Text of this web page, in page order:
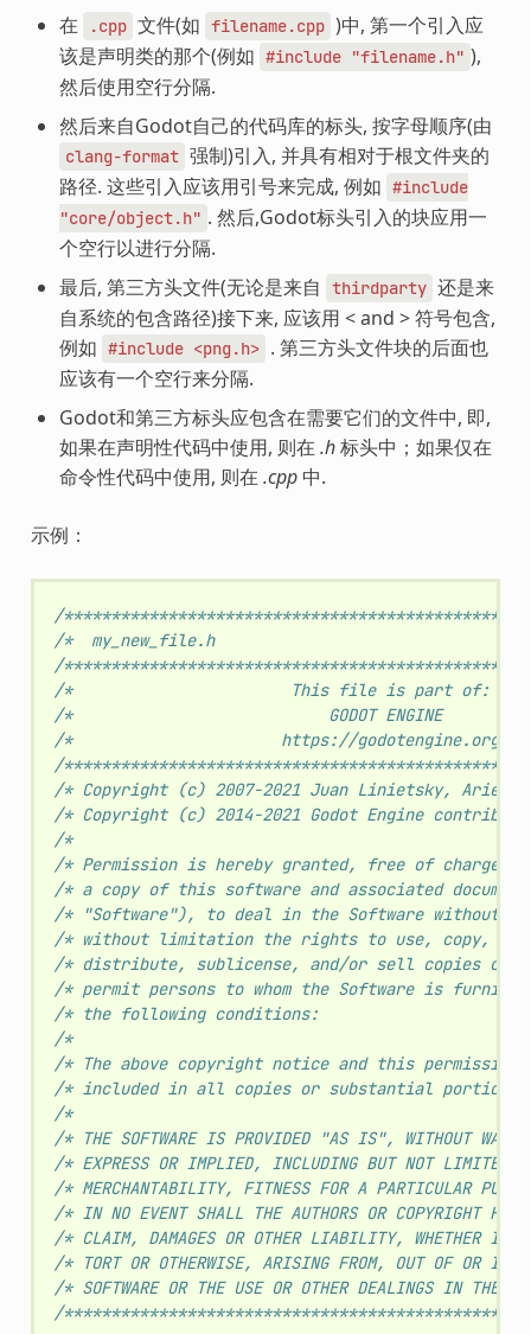
在
.cpp 文件(如 filename.cpp )中, 第一个引入应
该是声明类的那个(例如 #include "filename.h" ),
然后使用空行分隔.
然后来自Godot自己的代码库的标头, 按字母顺序(由
clang-format 强制)引入, 并具有相对于根文件夹的
路径. 这些引入应该用引号来完成, 例如 #include
"core/object.h" . 然后,Godot标头引入的块应用一
个空行以进行分隔.
最后, 第三方头文件(无论是来自
thirdparty 还是来
自系统的包含路径)接下来, 应该用 < and > 符号包含,
例如 #include <png.h> . 第三方头文件块的后面也
应该有一个空行来分隔.
Godot和第三方标头应包含在需要它们的文件中, 即,
如果在声明性代码中使用, 则在 .h标头中；如果仅在
命令性代码中使用, 则在 .cpp中.
示例：
/
/*  my_new_file.h
/
/*                       This file is part of:
/*                           GODOT ENGINE
/*                      https://
/
/* Copyright (c) 2007-2021 Juan Linietsky,
/* Copyright (c) 2014-2021 Godot Engine
/*
/* Permission is hereby granted, free of charge,
/* a copy of this software and associated
/* "Software"), to deal in the Software without
/* without limitation the rights to use, copy,
/* distribute, sublicense, and/or sell copies of
/* permit persons to whom the Software is
/* the following conditions:
/*
/* The above copyright notice and this
/* included in all copies or substantial
/*
/* THE SOFTWARE IS PROVIDED "AS IS", WITHOUT
/* EXPRESS OR IMPLIED, INCLUDING BUT NOT LIMITED
/* MERCHANTABILITY, FITNESS FOR A PARTICULAR
/* IN NO EVENT SHALL THE AUTHORS OR COPYRIGHT
/* CLAIM, DAMAGES OR OTHER LIABILITY, WHETHER IN
/* TORT OR OTHERWISE, ARISING FROM, OUT OF OR IN
/* SOFTWARE OR THE USE OR OTHER DEALINGS IN
/